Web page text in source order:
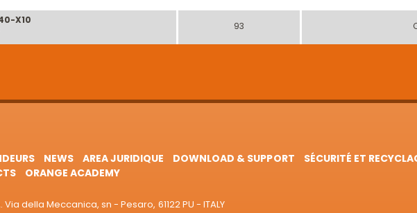
X10
93
NEWS AREA JURIDIQUE DOWNLOAD & SUPPORT
SÉCURITÉ ET
ORANGE ACADEMY
della Meccanica, sn - Pesaro, 61122 PU - ITALY